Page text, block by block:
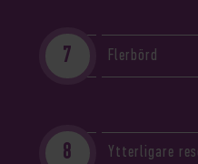
Flerbörd
Ytterligare